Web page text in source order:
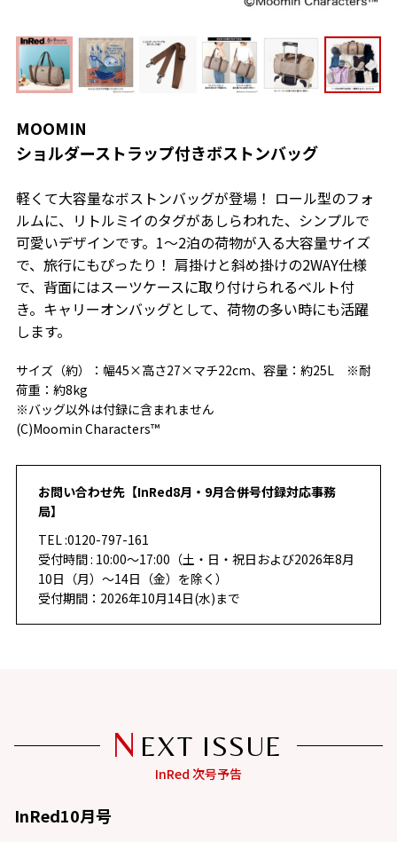
MOOMIN
ショルダーストラップ付きボストンバッグ
軽くて大容量なボストンバッグが登場！ ロール型のフォ
ルムに、リトルミイのタグがあしらわれた、シンプルで
可愛いデザインです。1～2泊の荷物が入る大容量サイズ
で、旅行にもぴったり！ 肩掛けと斜め掛けの2WAY仕様
で、背面にはスーツケースに取り付けられるベルト付
き。キャリーオンバッグとして、荷物の多い時にも活躍
します。
サイズ（約）：幅45×高さ27×マチ22cm、容量：約25L ※耐
荷重：約8kg
※バッグ以外は付録に含まれません
(C)Moomin Characters™
お問い合わせ先【InRed8月・9月合併号付録対応事務
局】
TEL :0120-797-161
受付時間 : 10:00～17:00（土・日・祝日および2026年8月
10日（月）～14日（金）を除く）
受付期間：2026年10月14日(水)まで
N EXT ISSUE
InRed10月号